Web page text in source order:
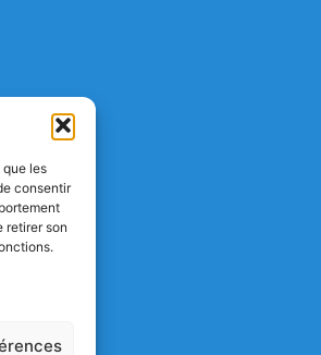
les
consentir
retirer son